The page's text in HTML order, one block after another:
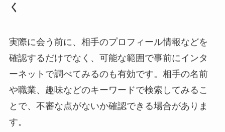
く
実際に会う前に、相手のプロフィール情報などを
確認するだけでなく、可能な範囲で事前にインタ
ーネットで調べてみるのも有効です。相手の名前
や職業、趣味などのキーワードで検索してみるこ
とで、不審な点がないか確認できる場合がありま
す。